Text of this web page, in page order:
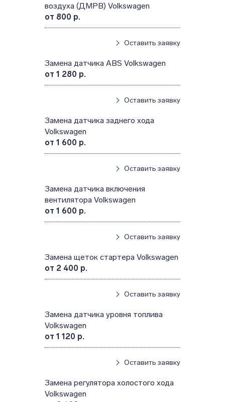
воздуха (ДМРВ) Volkswagen
от 800 р.
Оставить заявку
Замена датчика ABS Volkswagen
от 1 280 р.
Оставить заявку
Замена датчика заднего хода
Volkswagen
от 1 600 р.
Оставить заявку
Замена датчика включения
вентилятора Volkswagen
от 1 600 р.
Оставить заявку
Замена щеток стартера Volkswagen
от 2 400 р.
Оставить заявку
Замена датчика уровня топлива
Volkswagen
от 1 120 р.
Оставить заявку
Замена регулятора холостого хода
Volkswagen